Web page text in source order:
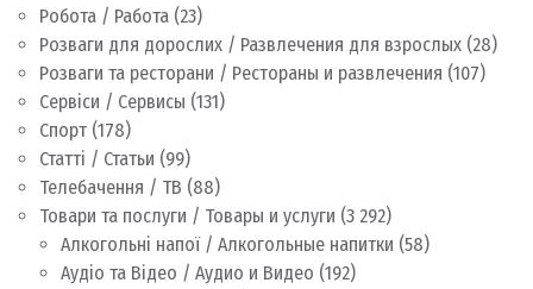
Робота / Работа (23)
Розваги для дорослих / Развлечения для взрослых (28)
Розваги та ресторани / Рестораны и развлечения (107)
Сервіси / Сервисы (131)
Спорт (178)
Статті / Статьи (99)
Телебачення / ТВ (88)
Товари та послуги / Товары и услуги (3 292)
Алкогольні напої / Алкогольные напитки (58)
Аудіо та Відео / Аудио и Видео (192)